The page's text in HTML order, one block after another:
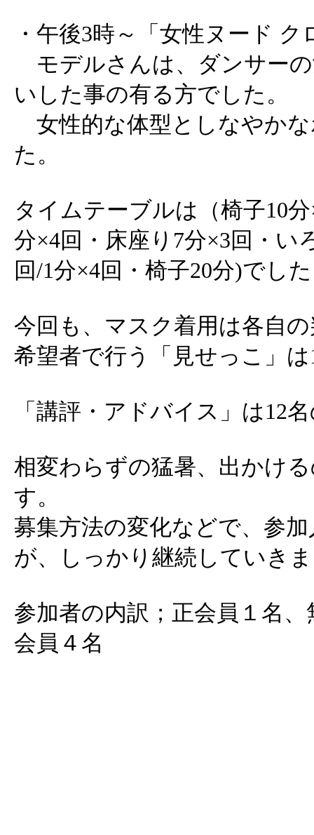
・午後3時～「女性ヌード ク
モデルさんは、ダンサー
いした事の有る方でした。
女性的な体型としなやか
た。
タイムテーブルは（椅子10
分×4回・床座り7分×3回・い
回/1分×4回・椅子20分)でし
今回も、マスク着用は各自
希望者で行う「見せっこ」
「講評・アドバイス」は12
相変わらずの猛暑、出かけ
す。
募集方法の変化などで、参
が、しっかり継続していき
参加者の内訳；正会員１名
会員４名